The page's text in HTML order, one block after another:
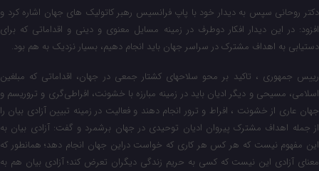
دکتر روحانی سپس به دیدار خود با پاپ فرانسیس رهبر کاتولیک های جهان اشاره کرد و
افزود: در این دیدار افکار دوطرف در زمینه مسایل معنوی و دینی و اقداماتی که برای
دستیابی به اهداف مشترک در سراسر جهان باید انجام دهیم، بسیار نزدیک به هم بود.
رییس جمهوری ، تاکید بر محو سلاحهای کشتار جمعی در جهان، اقداماتی که مبلغین
اسلامی، مسیحی و دیگر ادیان باید در زمینه مبارزه با خشونت، افراطی‌گری و تروریسم و
جهان عاری از خشونت ، افراط و ترور انجام دهند و فعالیت در زمینه تبیین آزادی بیان را
از جمله اهداف مشترک پیروان ادیان توحیدی در جهان برشمرد و گفت: آزادی بیان به
این مفهوم نیست که هر کس هر کاری که خواست دراین جهان انجام دهد؛ همانطور که
معنای آزادی این نیست که کسی به حریم زندگی دیگران تعرض کند؛ آزادی بیان هم به